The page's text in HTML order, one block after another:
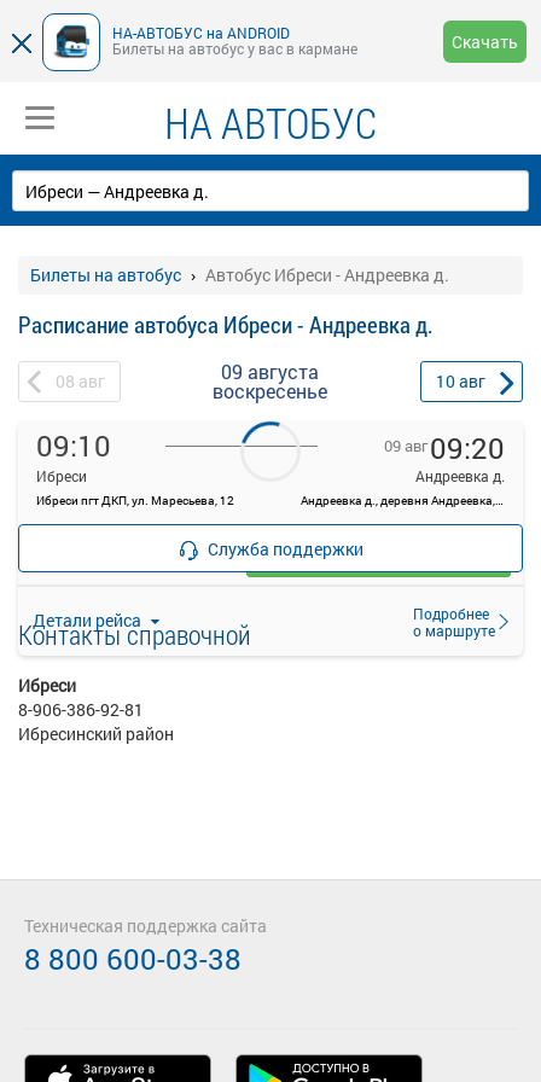
НА-АВТОБУС на ANDROID
Билеты на автобус у вас в кармане
Скачать
НА АВТОБУС
Билеты на автобус Автобус Ибреси - Андреевка д.
Расписание автобуса Ибреси - Андреевка д.
08 авг 09 августа
воскресенье 10авг
09:10
Ибреси
Ибреси пгт ДКП, ул. Маресьева, 12
09 авг09:20
Андреевка д.
Андреевка д., деревня Андреевка, Россия
Детали рейса
Подробнее
о маршруте
—
Загрузить цену
Служба поддержки
Контакты справочной
Ибреси
8-906-386-92-81
Ибресинский район
Техническая поддержка сайта
8 800 600-03-38